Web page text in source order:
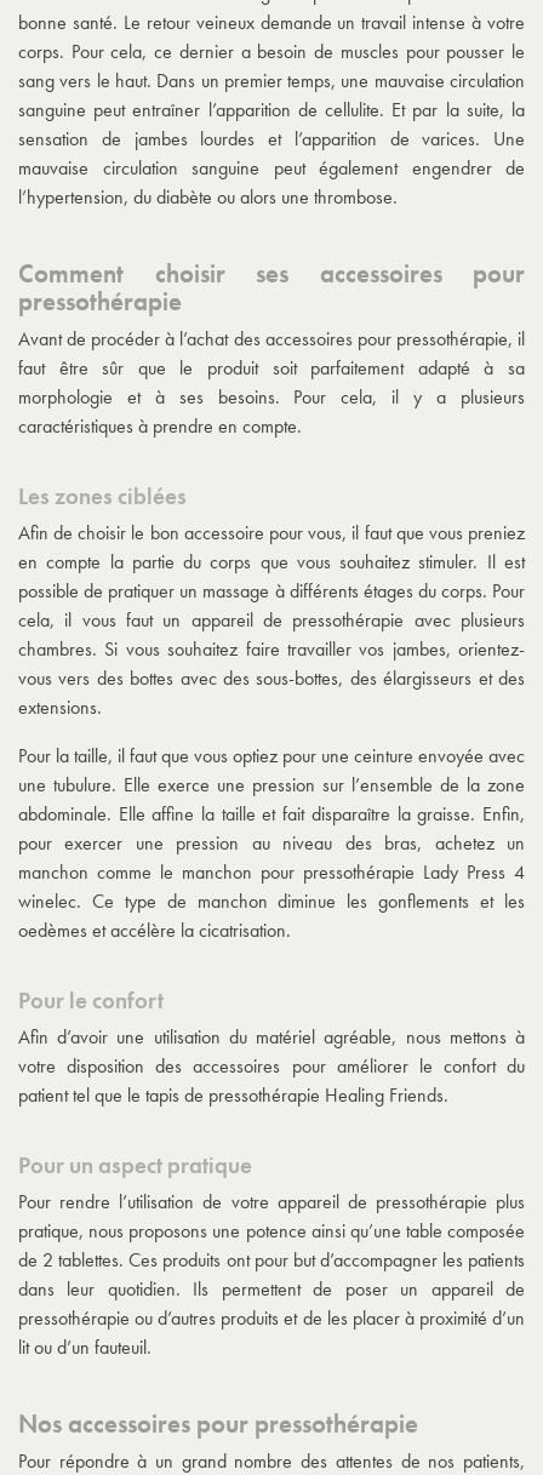
bonne santé. Le retour veineux demande un travail intense à votre
corps. Pour cela, ce dernier a besoin de muscles pour pousser le
sang vers le haut. Dans un premier temps, une mauvaise circulation
sanguine peut entraîner l’apparition de cellulite. Et par la suite, la
sensation de jambes lourdes et l’apparition de varices. Une
mauvaise circulation sanguine peut également engendrer de
l’hypertension, du diabète ou alors une thrombose.
Comment choisir ses accessoires pour
pressothérapie
Avant de procéder à l’achat des accessoires pour pressothérapie, il
faut être sûr que le produit soit parfaitement adapté à sa
morphologie et à ses besoins. Pour cela, il y a plusieurs
caractéristiques à prendre en compte.
Les zones ciblées
Afin de choisir le bon accessoire pour vous, il faut que vous preniez
en compte la partie du corps que vous souhaitez stimuler. Il est
possible de pratiquer un massage à différents étages du corps. Pour
cela, il vous faut un appareil de pressothérapie avec plusieurs
chambres. Si vous souhaitez faire travailler vos jambes, orientez-
vous vers des bottes avec des sous-bottes, des élargisseurs et des
extensions.
Pour la taille, il faut que vous optiez pour une ceinture envoyée avec
une tubulure. Elle exerce une pression sur l’ensemble de la zone
abdominale. Elle affine la taille et fait disparaître la graisse. Enfin,
pour exercer une pression au niveau des bras, achetez un
manchon comme le manchon pour pressothérapie Lady Press 4
winelec. Ce type de manchon diminue les gonflements et les
oedèmes et accélère la cicatrisation.
Pour le confort
Afin d’avoir une utilisation du matériel agréable, nous mettons à
votre disposition des accessoires pour améliorer le confort du
patient tel que le tapis de pressothérapie Healing Friends.
Pour un aspect pratique
Pour rendre l’utilisation de votre appareil de pressothérapie plus
pratique, nous proposons une potence ainsi qu’une table composée
de 2 tablettes. Ces produits ont pour but d’accompagner les patients
dans leur quotidien. Ils permettent de poser un appareil de
pressothérapie ou d’autres produits et de les placer à proximité d’un
lit ou d’un fauteuil.
Nos accessoires pour pressothérapie
Pour répondre à un grand nombre des attentes de nos patients,